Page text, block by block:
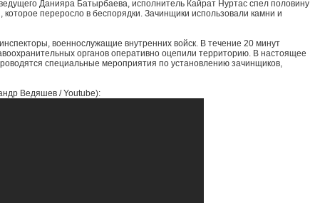
Данияра Батырбаева, исполнитель Кайрат Нуртас спел половину
переросло в беспорядки. Зачинщики использовали камни и
военнослужащие внутренних войск. В течение 20 минут
органов оперативно оцепили территорию. В настоящее
специальные мероприятия по установлению зачинщиков,
Ведяшев / Youtube):